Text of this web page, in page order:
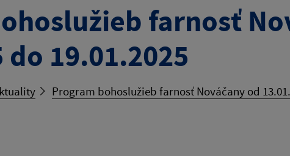
farnosť
do 19.01.2025
Program bohoslužieb farnosť Nováčany od